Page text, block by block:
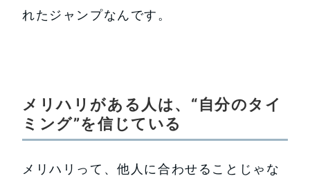
れたジャンプなんです。
メリハリがある人は、“自分のタイ
ミング”を信じている
メリハリって、他人に合わせることじゃな